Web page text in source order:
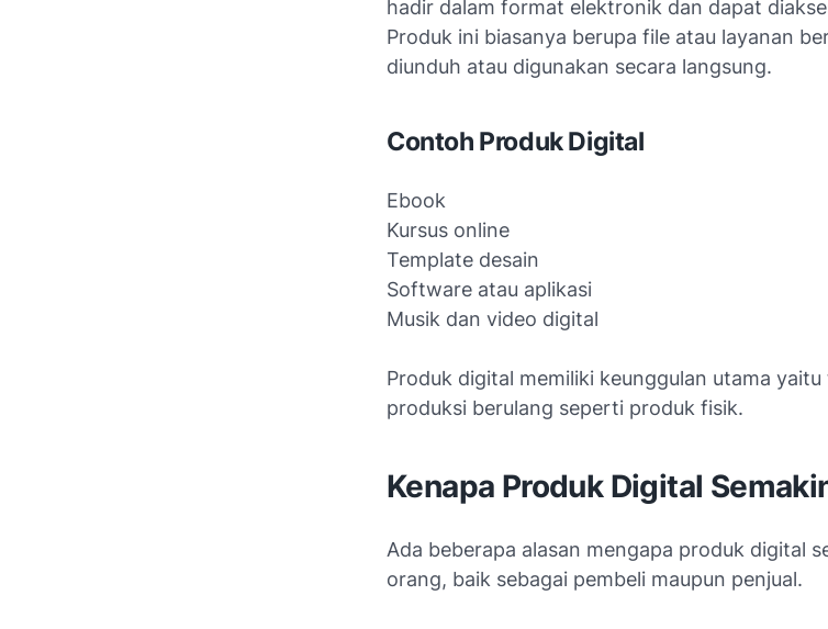
hadir dalam format elektronik dan dapat
Produk ini biasanya berupa file atau layanan
diunduh atau digunakan secara langsung.
Contoh Produk Digital
Ebook
Kursus online
Template desain
Software atau aplikasi
Musik dan video digital
Produk digital memiliki keunggulan utama
produksi berulang seperti produk fisik.
Kenapa Produk Digital
Ada beberapa alasan mengapa produk digital
orang, baik sebagai pembeli maupun penjual.